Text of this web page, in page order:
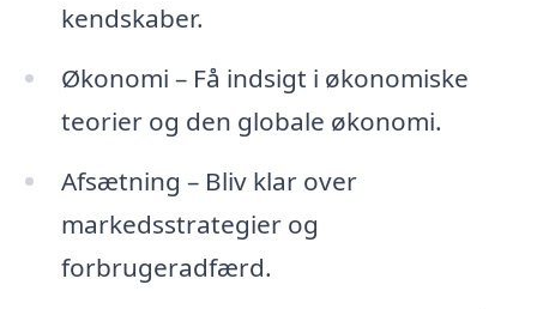
kendskaber.
Økonomi – Få indsigt i økonomiske
teorier og den globale økonomi.
Afsætning – Bliv klar over
markedsstrategier og
forbrugeradfærd.